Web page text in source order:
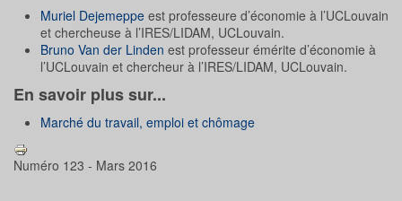
Muriel Dejemeppe est professeure d’économie à l’UCLouvain
et chercheuse à l’IRES/LIDAM, UCLouvain.
Bruno Van der Linden est professeur émérite d’économie à
l’UCLouvain et chercheur à l’IRES/LIDAM, UCLouvain.
En savoir plus sur...
Marché du travail, emploi et chômage
Numéro 123 - Mars 2016